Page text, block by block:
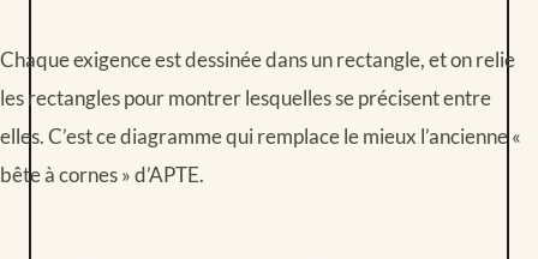
Chaque exigence est dessinée dans un rectangle, et on relie
les rectangles pour montrer lesquelles se précisent entre
elles. C’est ce diagramme qui remplace le mieux l’ancienne «
bête à cornes » d’APTE.